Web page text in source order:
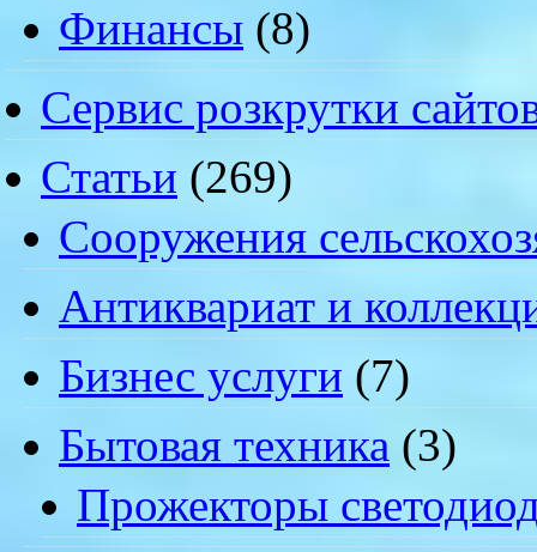
Финансы (8)
Сервис розкрутки
Статьи (269)
Cооружения
Антиквариат и
Бизнес услуги (7)
Бытовая техника (3)
Прожекторы